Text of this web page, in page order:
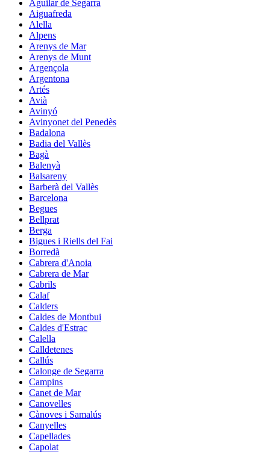
Aguilar de Segarra
Aiguafreda
Alella
Alpens
Arenys de Mar
Arenys de Munt
Argençola
Argentona
Artés
Avià
Avinyó
Avinyonet del Penedès
Badalona
Badia del Vallès
Bagà
Balenyà
Balsareny
Barberà del Vallès
Barcelona
Begues
Bellprat
Berga
Bigues i Riells del Fai
Borredà
Cabrera d'Anoia
Cabrera de Mar
Cabrils
Calaf
Calders
Caldes de Montbui
Caldes d'Estrac
Calella
Calldetenes
Callús
Calonge de Segarra
Campins
Canet de Mar
Canovelles
Cànoves i Samalús
Canyelles
Capellades
Capolat